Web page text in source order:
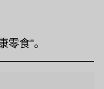
零食"。